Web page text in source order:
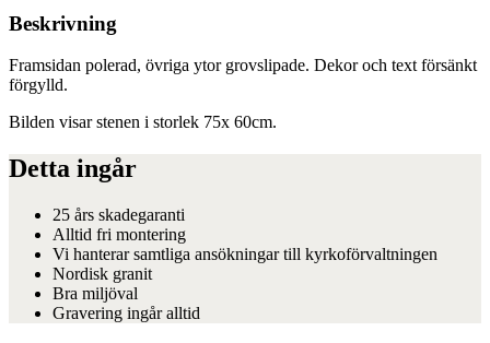
Beskrivning
Framsidan polerad, övriga ytor grovslipade. Dekor och text försänkt
förgylld.
Bilden visar stenen i storlek 75x 60cm.
Detta ingår
25 års skadegaranti
Alltid fri montering
Vi hanterar samtliga ansökningar till kyrkoförvaltningen
Nordisk granit
Bra miljöval
Gravering ingår alltid